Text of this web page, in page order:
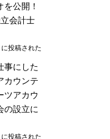
公開！
会計士
投稿された
事にした
カウンテ
ツアカウ
の設立に
投稿された